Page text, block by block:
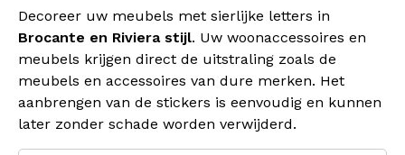
Decoreer uw meubels met sierlijke letters in
Brocante en Riviera stijl. Uw woonaccessoires en
meubels krijgen direct de uitstraling zoals de
meubels en accessoires van dure merken. Het
aanbrengen van de stickers is eenvoudig en kunnen
later zonder schade worden verwijderd.